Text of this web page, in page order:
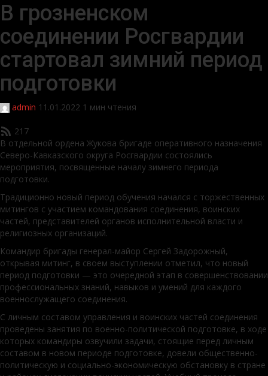
В грозненском
соединении Росгвардии
стартовал зимний период
подготовки
admin 11.01.2022 1 мин чтения
217
В отдельной ордена Жукова бригаде оперативного назначения
Северо-Кавказского округа Росгвардии состоялись
мероприятия, посвященные началу зимнего периода
подготовки.
Традиционно новый период обучения начался с торжественных
митингов с участием командования соединения, воинских
частей, представителей органов исполнительной власти и
религиозных организаций.
Командир бригады генерал-майор Сергей Задорожный,
открывая митинг, в своем выступлении отметил, что новый
период подготовки — это очередной этап в совершенствовании
профессиональных знаний, навыков и умений для каждого
военнослужащего соединения.
С личным составом управления и воинских частей соединения
проведены занятия по военно-политической подготовке, в ходе
которых командиры озвучили задачи, стоящие перед личным
составом в новом периоде подготовке, довели общественно-
политическую и социально-экономическую обстановку в стране